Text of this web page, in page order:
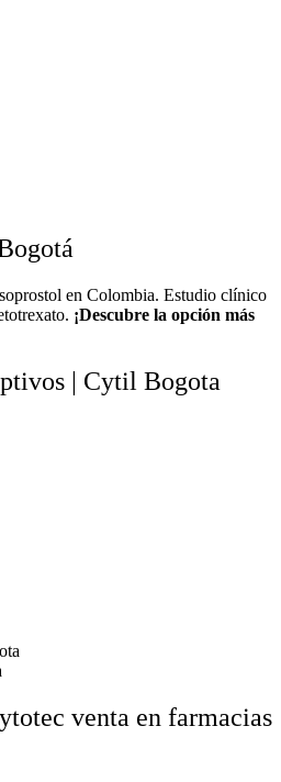
en Colombia. Estudio clínico
¡Descubre la opción más
| Cytil Bogota
venta en farmacias